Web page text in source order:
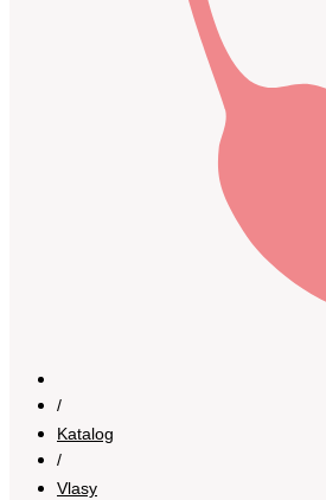
/
Katalog
/
Vlasy